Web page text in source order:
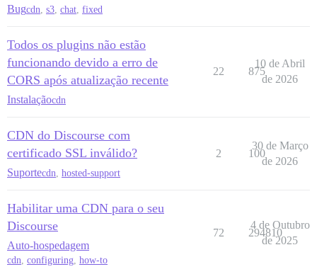
Bugcdn s3 chat fixed
Todos os plugins não estão
funcionando devido a erro de
CORS após atualização recente
Instalaçãocdn
22 875
10 de Abril
de 2026
CDN do Discourse com
certificado SSL inválido?
Suportecdn hosted-support
2 100
30 de Março
de 2026
Habilitar uma CDN para o seu
Discourse
Auto-hospedagem
cdn, configuring, how-to
72 294810
4 de Outubro
de 2025